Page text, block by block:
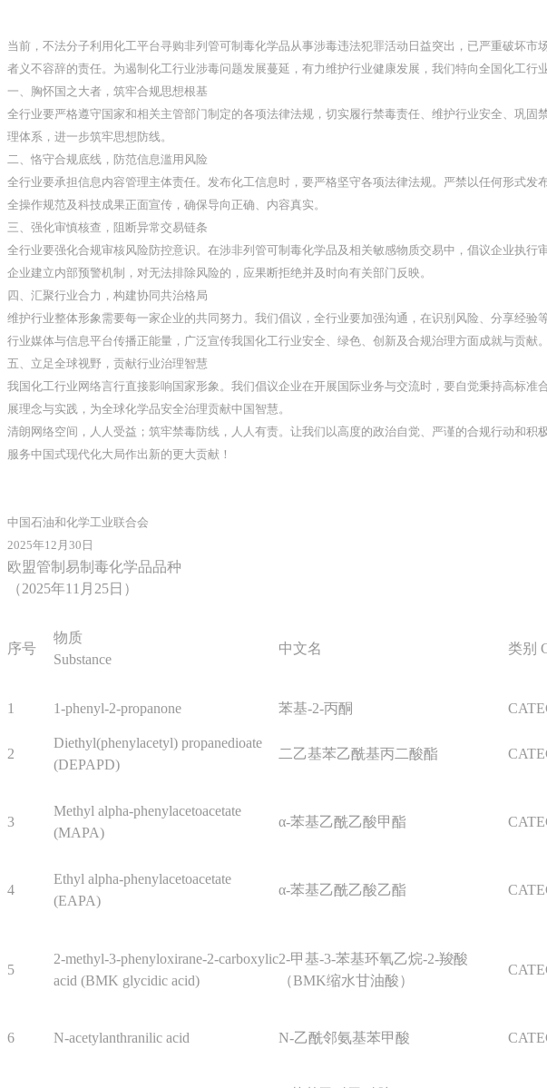
当前，不法分子利用化工平台寻购非列管可制毒化学品从事涉毒违法犯罪活动日益突出，已严重破坏
者义不容辞的责任。为遏制化工行业涉毒问题发展蔓延，有力维护行业健康发展，我们特向全国化工行
一、胸怀国之大者，筑牢合规思想根基
全行业要严格遵守国家和相关主管部门制定的各项法律法规，切实履行禁毒责任、维护行业安全、巩
理体系，进一步筑牢思想防线。
二、恪守合规底线，防范信息滥用风险
全行业要承担信息内容管理主体责任。发布化工信息时，要严格坚守各项法律法规。严禁以任何形式
全操作规范及科技成果正面宣传，确保导向正确、内容真实。
三、强化审慎核查，阻断异常交易链条
全行业要强化合规审核风险防控意识。在涉非列管可制毒化学品及相关敏感物质交易中，倡议企业执
企业建立内部预警机制，对无法排除风险的，应果断拒绝并及时向有关部门反映。
四、汇聚行业合力，构建协同共治格局
维护行业整体形象需要每一家企业的共同努力。我们倡议，全行业要加强沟通，在识别风险、分享经
行业媒体与信息平台传播正能量，广泛宣传我国化工行业安全、绿色、创新及合规治理方面成就与贡献。
五、立足全球视野，贡献行业治理智慧
我国化工行业网络言行直接影响国家形象。我们倡议企业在开展国际业务与交流时，要自觉秉持高标
展理念与实践，为全球化学品安全治理贡献中国智慧。
清朗网络空间，人人受益；筑牢禁毒防线，人人有责。让我们以高度的政治自觉、严谨的合规行动和
服务中国式现代化大局作出新的更大贡献！
中国石油和化学工业联合会
2025年12月30日
欧盟管制易制毒化学品品种
（2025年11月25日）
序号
物质
Substance
中文名 类别
1 1-phenyl-2-propanone 苯基-2-丙酮
2
Diethyl(phenylacetyl) propanedioate
(DEPAPD)
二乙基苯乙酰基丙二酸酯
3
Methyl alpha-phenylacetoacetate
(MAPA)
α-苯基乙酰乙酸甲酯
4
Ethyl alpha-phenylacetoacetate
(EAPA)
α-苯基乙酰乙酸乙酯
5
2-methyl-3-phenyloxirane-2-carboxylic
acid (BMK glycidic acid)
2-甲基-3-苯基环氧乙烷-2-羧酸
（BMK缩水甘油酸）
6 N-acetylanthranilic acid N-乙酰邻氨基苯甲酸